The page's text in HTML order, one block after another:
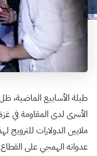
طيلة الأسابيع الماضية،
الأسرى لدى المقاومة في
ملايين الدولارات للترويج
عدوانه الهمجي على